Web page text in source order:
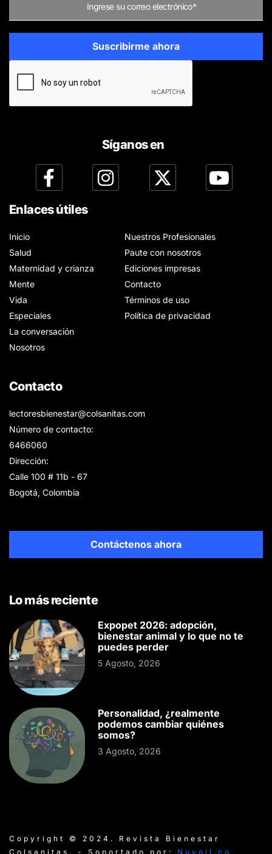
Síganos en
Enlaces útiles
Inicio
Salud
Maternidad y crianza
Mente
Vida
Especiales
La conversación
Nosotros
Nuestros Profesionales
Paute con nosotros
Ediciones impresas
Contacto
Términos de uso
Política de privacidad
Contacto
lectoresbienestar@colsanitas.com
Número de contacto:
6466060
Dirección:
Calle 100 # 11b - 67
Bogotá, Colombia
Contáctenos ahora
Lo más reciente
Expopet 2026: adopción,
bienestar animal y lo que no te
puedes perder
5 Agosto, 2026
Personalidad, ¿realmente
podemos cambiar quiénes
somos?
3 Agosto, 2026
Copyright © 2024. Revista Bienestar
Colsanitas. - Soportado por: Nuvoll.co